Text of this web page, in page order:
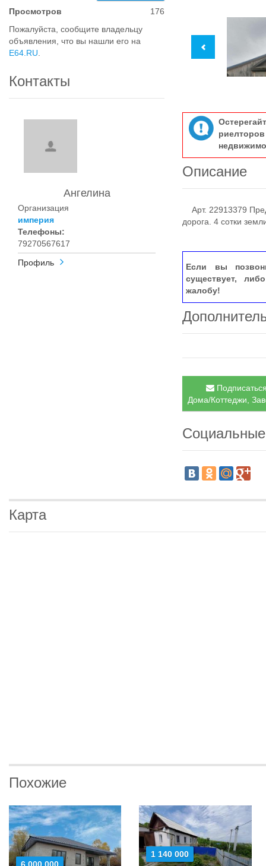
Просмотров
176
Пожалуйста, сообщите владельцу
объявления, что вы нашли его на
E64.RU
Контакты
Ангелина
Организация
империя
Телефоны:
79270567617
Профиль
Описание
Арт. 22913379
дорога. 4 сотки
Если вы
существует,
жалобу!
Дома/Коттеджи,
Карта
Похожие
1 140 000